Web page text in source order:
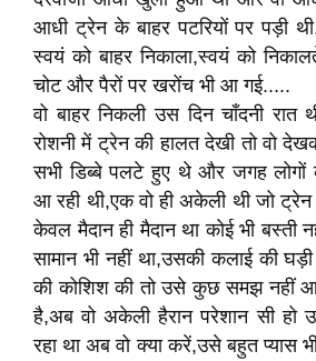
आधी ट्रेन के बाहर पटरियों पर पड़ी
स्वयं को बाहर निकाला,स्वयं को
चोट और पैरों पर खरोंच भी आ गई.....
वो बाहर निकली उस दिन चाँदनी
रोशनी में ट्रेन की हालत देखी तो वो
सभी डिब्बे पलटे हुए थे और जगह
आ रही थी,एक वो ही अकेली थी जो
केवल मैदान ही मैदान था कोई भी बस्ती
सामान भी नहीं था,उसकी कलाई की
की कोशिश की तो उसे कुछ समझ नहीं
है,अब वो अकेली हैरान परेशान सी हो
रहा था अब वो क्या करें,उसे बहुत प्यास